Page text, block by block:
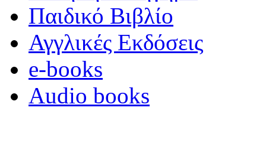
Παιδικό Βιβλίο
Αγγλικές Εκδόσεις
e-books
Audio books